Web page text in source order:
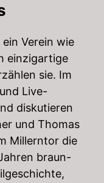
Verein wie
einzigartige
sie. Im
Live-
diskutieren
und Thomas
Millerntor die
braun-